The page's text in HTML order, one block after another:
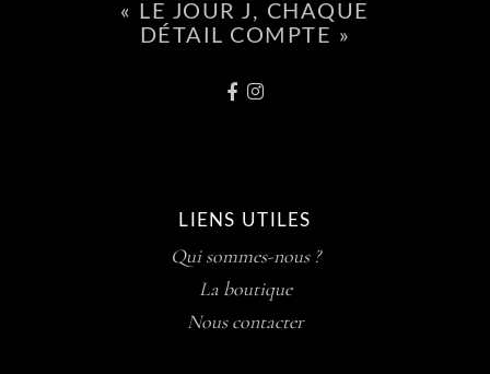
« LE JOUR J, CHAQUE
DÉTAIL COMPTE »
LIENS UTILES
Qui sommes-nous ?
La boutique
Nous contacter